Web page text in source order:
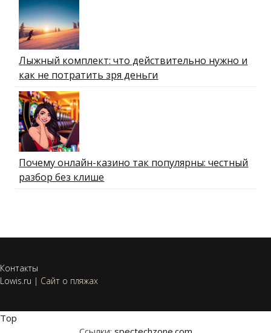
Лыжный комплект: что действительно нужно и
как не потратить зря деньги
Почему онлайн-казино так популярны: честный
разбор без клише
Контакты
Lowis.ru | Сайт о пляжах
Top